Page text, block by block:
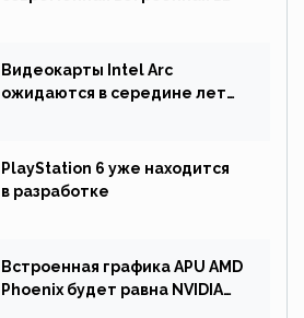
Видеокарты Intel Arc
ожидаются в середине лета.
PlayStation 6 уже находится
в разработке
Встроенная графика APU AMD
Phoenix будет равна NVIDIA